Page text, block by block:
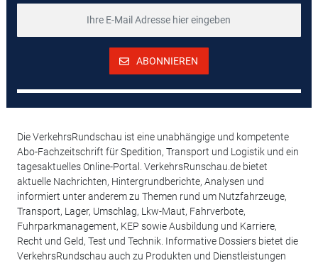
ABONNIEREN
Die VerkehrsRundschau ist eine unabhängige und kompetente
Abo-Fachzeitschrift für Spedition, Transport und Logistik und ein
tagesaktuelles Online-Portal. VerkehrsRunschau.de bietet
aktuelle Nachrichten, Hintergrundberichte, Analysen und
informiert unter anderem zu Themen rund um Nutzfahrzeuge,
Transport, Lager, Umschlag, Lkw-Maut, Fahrverbote,
Fuhrparkmanagement, KEP sowie Ausbildung und Karriere,
Recht und Geld, Test und Technik. Informative Dossiers bietet die
VerkehrsRundschau auch zu Produkten und Dienstleistungen